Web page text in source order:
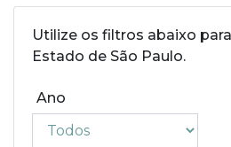
Utilize os filtros abaixo
Estado de São Paulo.
Ano